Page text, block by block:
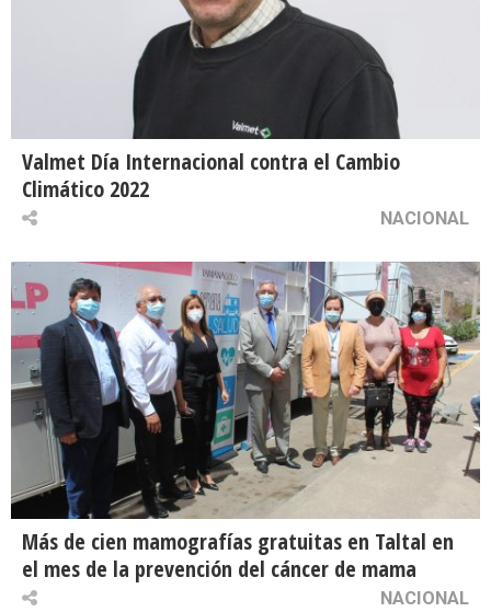
Valmet Día Internacional contra el Cambio
Climático 2022
NACIONAL
Más de cien mamografías gratuitas en Taltal en
el mes de la prevención del cáncer de mama
NACIONAL